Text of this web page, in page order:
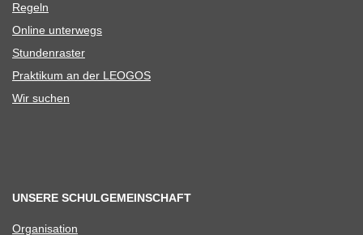
Regeln
Online unter­wegs
Stun­den­ras­ter
Prak­ti­kum an der LEOGOS
Wir suchen
UNSERE SCHULGEMEINSCHAFT
Orga­ni­sa­tion